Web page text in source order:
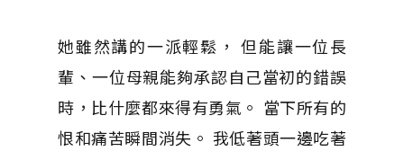
她雖然講的一派輕鬆， 但能讓一位長
輩、一位母親能夠承認自己當初的錯誤
時，比什麼都來得有勇氣。 當下所有的
恨和痛苦瞬間消失。 我低著頭一邊吃著